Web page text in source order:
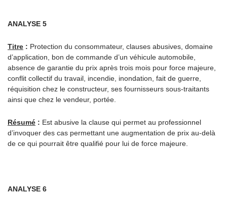
ANALYSE 5
Titre : Protection du consommateur, clauses abusives, domaine
d’application, bon de commande d’un véhicule automobile,
absence de garantie du prix après trois mois pour force majeure,
conflit collectif du travail, incendie, inondation, fait de guerre,
réquisition chez le constructeur, ses fournisseurs sous-traitants
ainsi que chez le vendeur, portée.
Résumé : Est abusive la clause qui permet au professionnel
d’invoquer des cas permettant une augmentation de prix au-delà
de ce qui pourrait être qualifié pour lui de force majeure.
ANALYSE 6